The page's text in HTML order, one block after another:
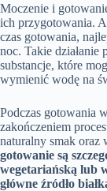
Moczenie i
ich przygotowania.
czas gotowania,
noc. Takie działanie
substancje, które
wymienić wodę na
Podczas gotowania
zakończeniem
naturalny smak oraz
gotowanie są
wegetariańską lub
główne źródło